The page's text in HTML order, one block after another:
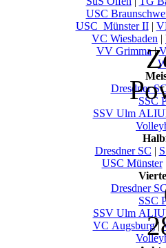
USC
USC_Münster II|
VC Wiesbaden |
VV Grimma|
Dresdner
SSC
SSV Ulm
Dresdner SC |
USC Münster
Dresdner
SSC
SSV Ulm
VC Augsburg|